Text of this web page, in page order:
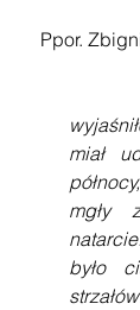
Ppor.
miał
mgły
było